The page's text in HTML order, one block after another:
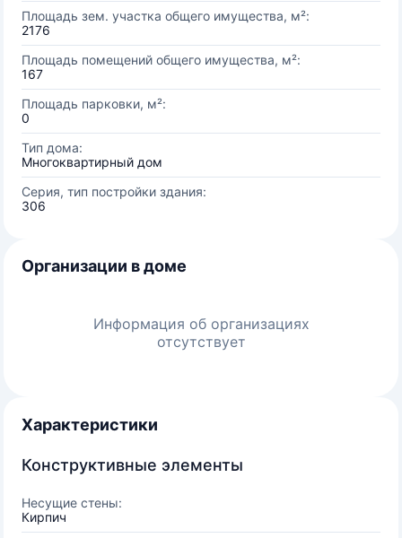
Площадь зем. участка общего имущества, м²:
2176
Площадь помещений общего имущества, м²:
167
Площадь парковки, м²:
0
Тип дома:
Многоквартирный дом
Серия, тип постройки здания:
306
Организации в доме
Информация об организациях
отсутствует
Характеристики
Конструктивные элементы
Несущие стены:
Кирпич